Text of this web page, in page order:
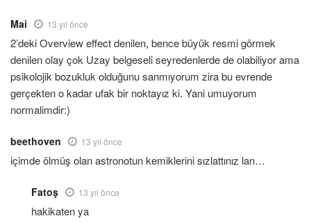
Mai 13 yıl önce
2’deki Overview effect denilen, bence büyük resmi görmek
denilen olay çok Uzay belgeseli seyredenlerde de olabiliyor ama
psikolojik bozukluk olduğunu sanmıyorum zira bu evrende
gerçekten o kadar ufak bir noktayız ki. Yani umuyorum
normalimdir:)
beethoven 13 yıl önce
içimde ölmüş olan astronotun kemiklerini sızlattınız lan…
Fatoş 13 yıl önce
hakikaten ya